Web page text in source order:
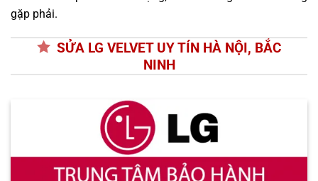
gặp phải.
SỬA LG VELVET UY TÍN HÀ NỘI, BẮC
NINH